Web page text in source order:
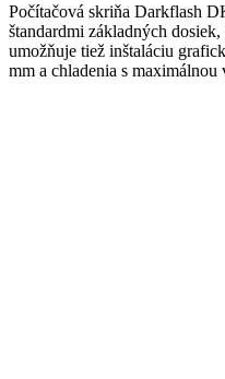
Počítačová skriňa Darkflash
štandardmi základných
umožňuje tiež inštaláciu
mm a chladenia s maximálnou